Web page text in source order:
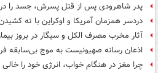
پدر شاهرودی پس از قتل پسرش، جسد را
دردسر همزمان آمریکا و اوکراین با ته
آثار مخرب مصرف الکل و سیگار در بروز
اذعان رسانه صهیونیست به موج بی‌سابقه
چرا مغز در هنگام خواب، انرژی خود را